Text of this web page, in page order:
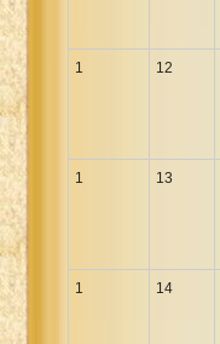
1 12
1 13
1 14